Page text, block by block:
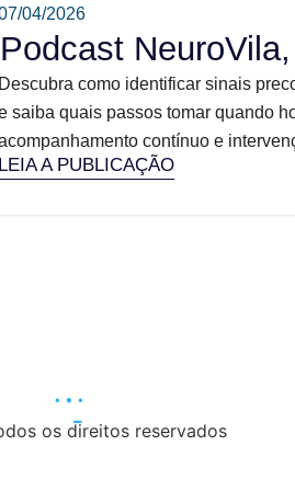
04/2026
Podcast
Descubra como identificar sinais
saiba quais passos tomar quando
contínuo e
LEIA A PUBLICAÇÃO
os direitos reservados